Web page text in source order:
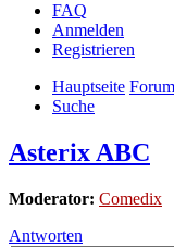
FAQ
Anmelden
Registrieren
Hauptseite Forum
Suche
Asterix ABC
Moderator: Comedix
Antworten